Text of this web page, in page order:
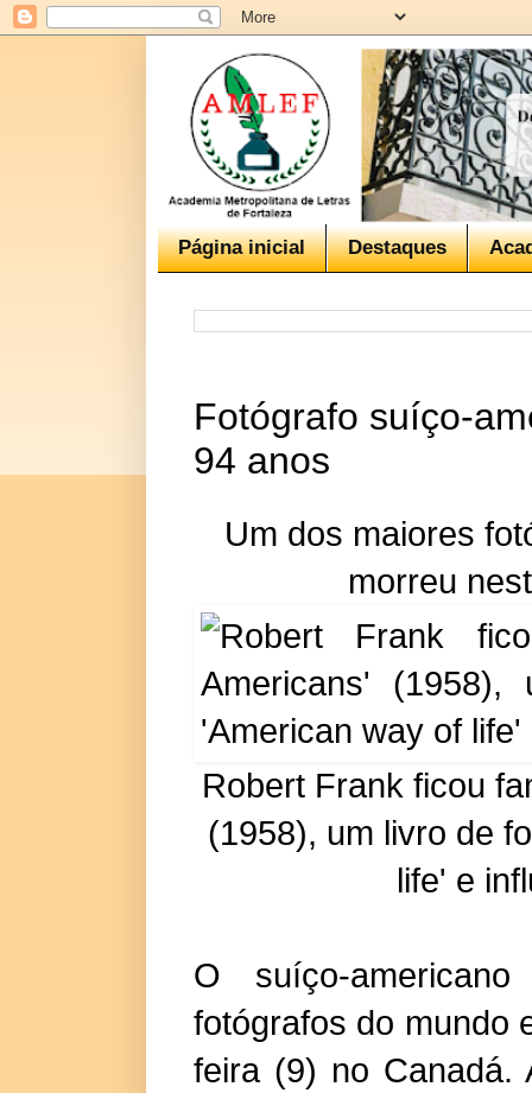
Página inicial Destaques
Fotógrafo suíço-
94 anos
Um dos maiores
morreu
Robert Frank ficou
(1958), um livro de
life' e
O suíço-
fotógrafos do mundo
feira (9) no